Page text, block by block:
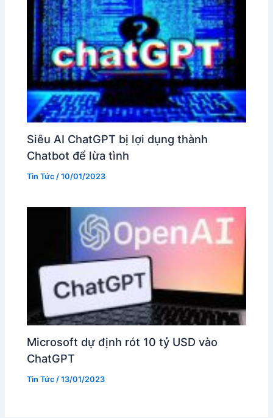
Siêu AI ChatGPT bị lợi dụng thành
Chatbot để lừa tình
Tin Tức /10/01/2023
Microsoft dự định rót 10 tỷ USD vào
ChatGPT
Tin Tức /13/01/2023